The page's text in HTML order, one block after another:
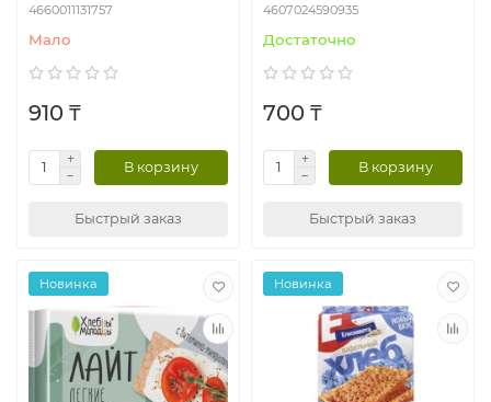
4660011131757
Мало
910 ₸
В корзину
Быстрый заказ
4607024590935
Достаточно
700 ₸
В корзину
Быстрый заказ
Новинка Новинка